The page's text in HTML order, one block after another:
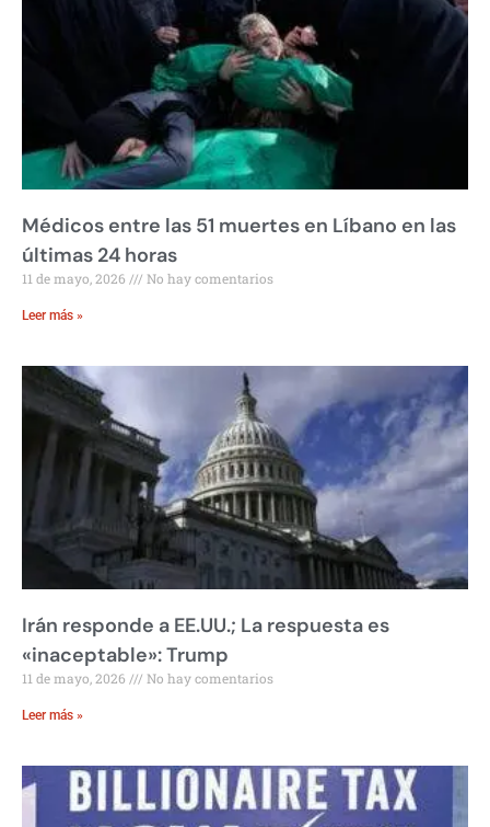
Médicos entre las 51 muertes en Líbano en las
últimas 24 horas
11 de mayo, 2026 No hay comentarios
Leer más »
Irán responde a EE.UU.; La respuesta es
«inaceptable»: Trump
11 de mayo, 2026 No hay comentarios
Leer más »